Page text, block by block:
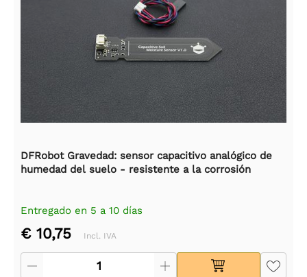
DFRobot Gravedad: sensor capacitivo analógico de
humedad del suelo - resistente a la corrosión
Entregado en 5 a 10 días
€ 10,75 Incl. IVA